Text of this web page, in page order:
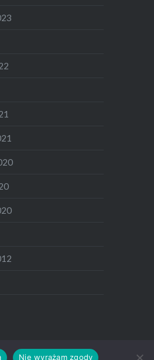
Nie wyrażam zgody